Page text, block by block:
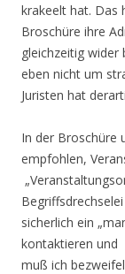
krakeelt hat. Das
Broschüre ihre
gleichzeitig wider
eben nicht um
Juristen hat
In der Broschüre
empfohlen,
sicherlich ein
kontaktieren und
muß ich